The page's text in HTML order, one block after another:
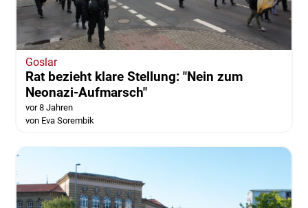
Goslar
Rat bezieht klare Stellung: "Nein zum
Neonazi-Aufmarsch"
vor 8 Jahren
von Eva Sorembik